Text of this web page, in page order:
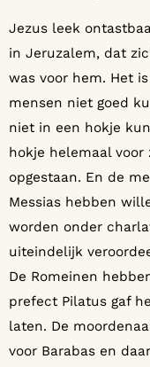
Jezus leek
in Jeruzalem, dat
was voor hem. Het
mensen niet goed
niet in een hokje
hokje helemaal voor
opgestaan. En de
Messias hebben
worden onder
uiteindelijk
De Romeinen
prefect Pilatus gaf
laten. De
voor Barabas en